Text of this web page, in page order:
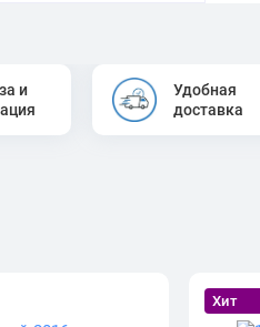
и
Удобная
доставка
Хит